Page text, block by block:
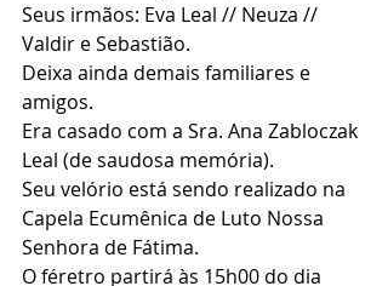
Seus irmãos: Eva Leal // Neuza //
Valdir e Sebastião.
Deixa ainda demais familiares e
amigos.
Era casado com a Sra. Ana Zabloczak
Leal (de saudosa memória).
Seu velório está sendo realizado na
Capela Ecumênica de Luto Nossa
Senhora de Fátima.
O féretro partirá às 15h00 do dia